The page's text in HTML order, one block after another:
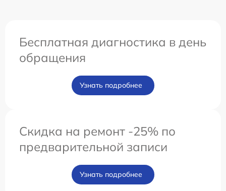
Бесплатная диагностика в день
обращения
Узнать подробнее
Скидка на ремонт -25% по
предварительной записи
Узнать подробнее